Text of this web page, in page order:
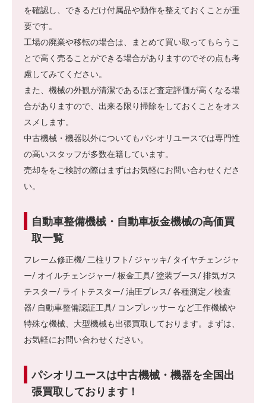
を確認し、できるだけ付属品や動作を整えておくことが重
要です。
工場の廃業や移転の場合は、まとめて買い取ってもらうこ
とで高く売ることができる場合がありますのでその点も考
慮してみてください。
また、機械の外観が清潔であるほど査定評価が高くなる場
合がありますので、出来る限り掃除をしておくことをオス
スメします。
中古機械・機器以外についてもパシオリユースでは専門性
の高いスタッフが多数在籍しています。
売却ををご検討の際はまずはお気軽にお問い合わせくださ
い。
自動車整備機械・自動車板金機械の高価買
取一覧
フレーム修正機/ 二柱リフト/ ジャッキ/ タイヤチェンジャ
ー/ オイルチェンジャー/ 板金工具/ 塗装ブース/ 排気ガス
テスター/ ライトテスター/ 油圧プレス/ 各種測定／検査
器/ 自動車整備認証工具/ コンプレッサー など工作機械や
特殊な機械、大型機械も出張買取しております。まずは、
お気軽にお問い合わせください。
パシオリユースは中古機械・機器を全国出
張買取しております！